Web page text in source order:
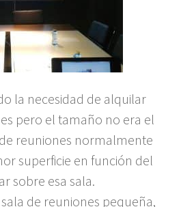
la necesidad de alquilar
pero el tamaño no era el
reuniones normalmente
superficie en función del
sobre esa sala.
de reuniones pequeña,